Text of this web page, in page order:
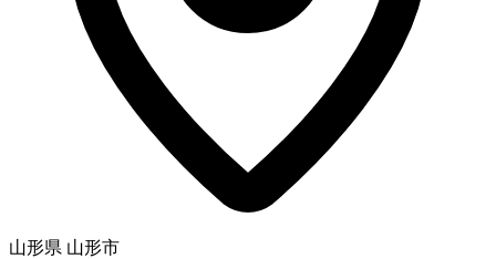
山形県 山形市